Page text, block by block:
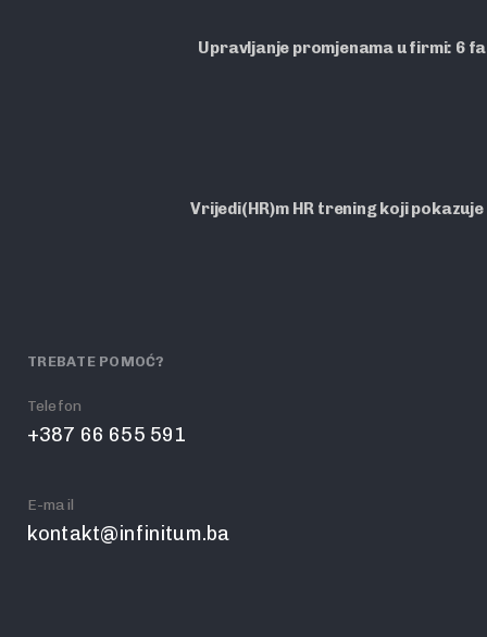
Upravljanje promjenama u firmi: 6
Vrijedi(HR)m HR trening koji
TREBATE POMOĆ?
Telefon
+387 66 655 591
E-mail
kontakt@infinitum.ba